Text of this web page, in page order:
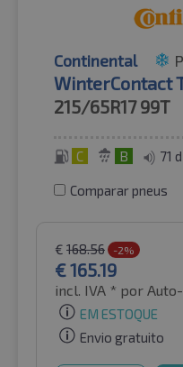
Continental
WinterContact
215/65R17 99T
C B 71
Comparar pneus
€ 168.56 -2%
€165.19
incl. IVA * por
EM ESTOQUE
Envio gratuito